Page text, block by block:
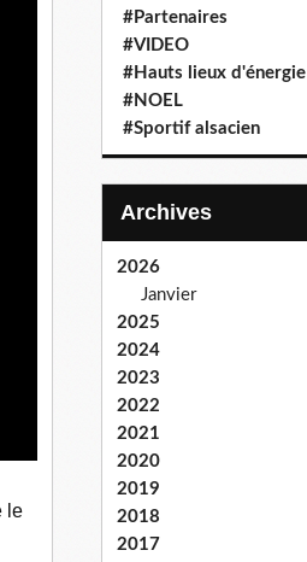
le
#Partenaires
#VIDEO
#Hauts lieux d'énergie
#NOEL
#Sportif alsacien
Archives
2026
Janvier
2025
2024
2023
2022
2021
2020
2019
2018
2017